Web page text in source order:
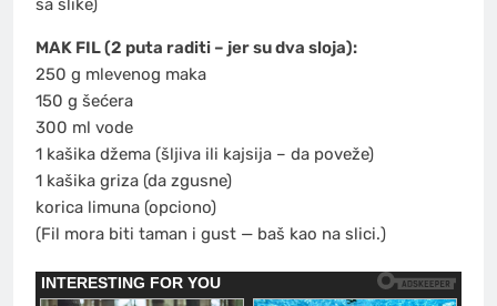
MAK FIL (2 puta raditi – jer su dva sloja):
250 g mlevenog maka
150 g šećera
300 ml vode
1 kašika džema (šljiva ili kajsija – da poveže)
1 kašika griza (da zgusne)
korica limuna (opciono)
(Fil mora biti taman i gust — baš kao na slici.)